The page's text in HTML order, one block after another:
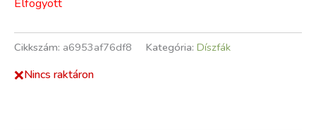
Cikkszám: a6953af76df8 Kategória: Díszfák
❌Nincs raktáron